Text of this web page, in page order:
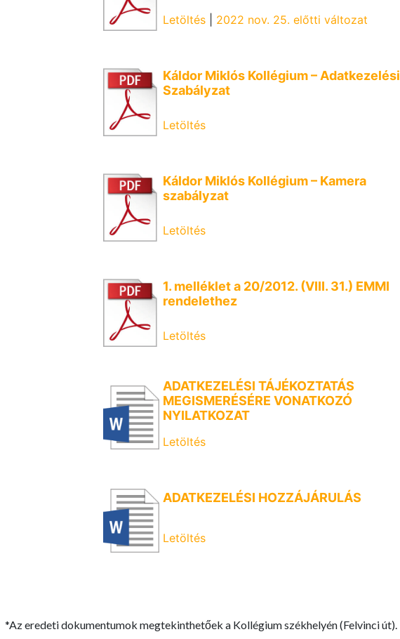
Letöltés 2022 nov. 25. előtti változat
Káldor Miklós Kollégium – Adatkezelési
Szabályzat
Letöltés
Káldor Miklós Kollégium – Kamera
szabályzat
Letöltés
1. melléklet a 20/2012. (VIII. 31.) EMMI
rendelethez
Letöltés
ADATKEZELÉSI TÁJÉKOZTATÁS
MEGISMERÉSÉRE VONATKOZÓ
NYILATKOZAT
Letöltés
ADATKEZELÉSI HOZZÁJÁRULÁS
Letöltés
*Az eredeti dokumentumok megtekinthetőek a Kollégium székhelyén (Felvinci út).